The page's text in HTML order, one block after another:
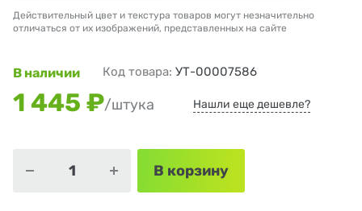
Действительный цвет и текстура товаров могут незначительно
отличаться от их изображений, представленных на сайте
В наличии Код товара: УТ-00007586
1 445 ₽/штука Нашли еще дешевле?
В корзину